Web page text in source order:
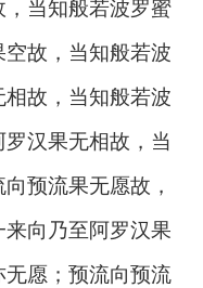
当知般若波罗蜜
故，当知般若波
故，当知般若波
汉果无相故，当
预流果无愿故，
向乃至阿罗汉果
愿；预流向预流